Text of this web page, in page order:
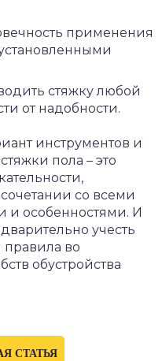
применения
стяжку любой
от надобности.
инструментов и
пола – это
со всеми
и особенностями. И
учесть
правила во
обустройства
СТАТЬЯ